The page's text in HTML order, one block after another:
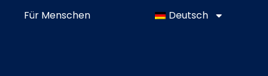
Für Menschen Deutsch